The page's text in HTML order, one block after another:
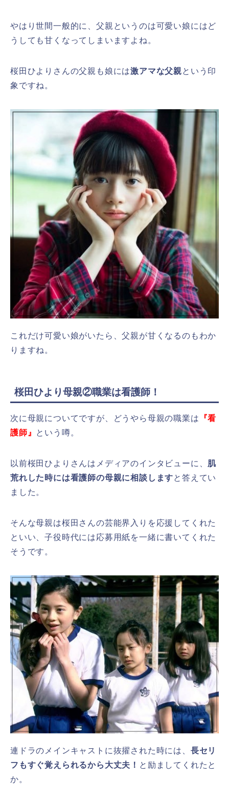
やはり世間一般的に、父親というのは可愛い娘にはど
うしても甘くなってしまいますよね。
桜田ひよりさんの父親も娘には激アマな父親という印
象ですね。
これだけ可愛い娘がいたら、父親が甘くなるのもわか
りますね。
桜田ひより母親②職業は看護師！
次に母親についてですが、どうやら母親の職業は 『看
護師』 という噂。
以前桜田ひよりさんはメディアのインタビューに、 肌
荒れした時には看護師の母親に相談しますと答えてい
ました。
そんな母親は桜田さんの芸能界入りを応援してくれた
といい、子役時代には応募用紙を一緒に書いてくれた
そうです。
連ドラのメインキャストに抜擢された時には、 長セリ
フもすぐ覚えられるから大丈夫！ と励ましてくれたと
か。